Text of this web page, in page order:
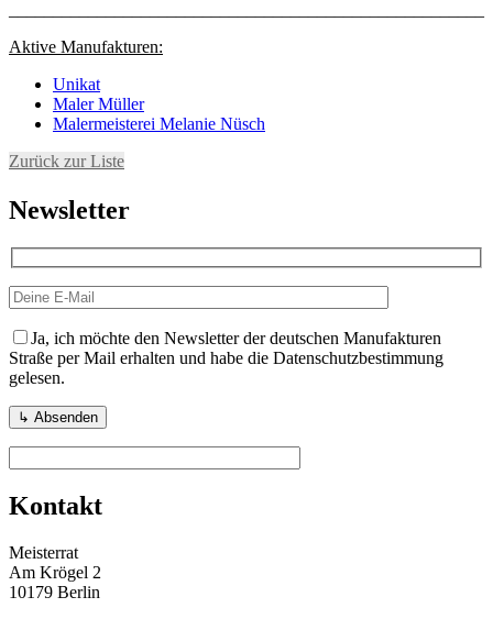
Aktive Manufakturen:
Unikat
Maler Müller
Malermeisterei Melanie Nüsch
Zurück zur Liste
Newsletter
Ja, ich möchte den Newsletter der deutschen Manufakturen
Straße per Mail erhalten und habe die Datenschutzbestimmung
gelesen.
Kontakt
Meisterrat
Am Krögel 2
10179 Berlin